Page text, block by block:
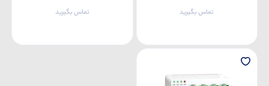
تماس بگیرید تماس بگیرید